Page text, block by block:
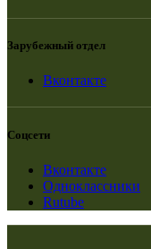
Зарубежный отдел
Вконтакте
Соцсети
Вконтакте
Одноклассники
Rutube